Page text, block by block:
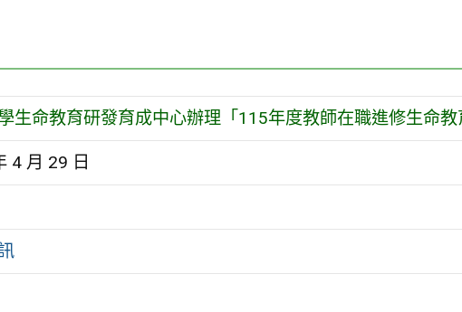
生命教育研發育成中心辦理「115年度教師在職進修生命教
4 月 29 日